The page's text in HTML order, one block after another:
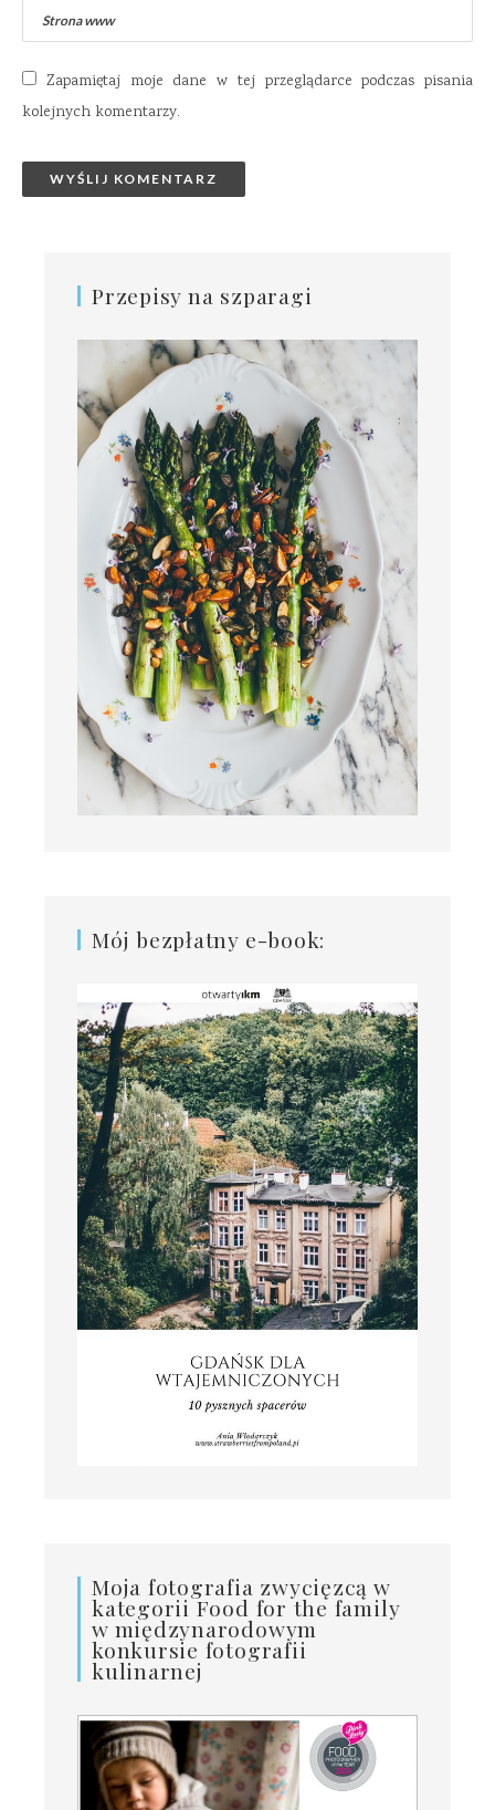
Zapamiętaj moje dane w tej przeglądarce podczas pisania
kolejnych komentarzy.
Przepisy na szparagi
Mój bezpłatny e-book:
Moja fotografia zwycięzcą w
kategorii Food for the family
w międzynarodowym
konkursie fotografii
kulinarnej